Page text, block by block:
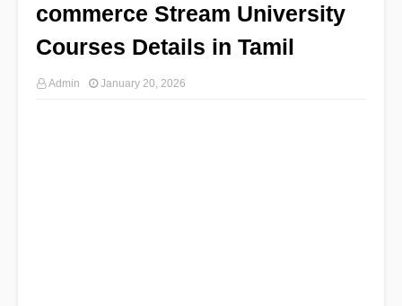
commerce Stream University
Courses Details in Tamil
Admin January 20, 2026